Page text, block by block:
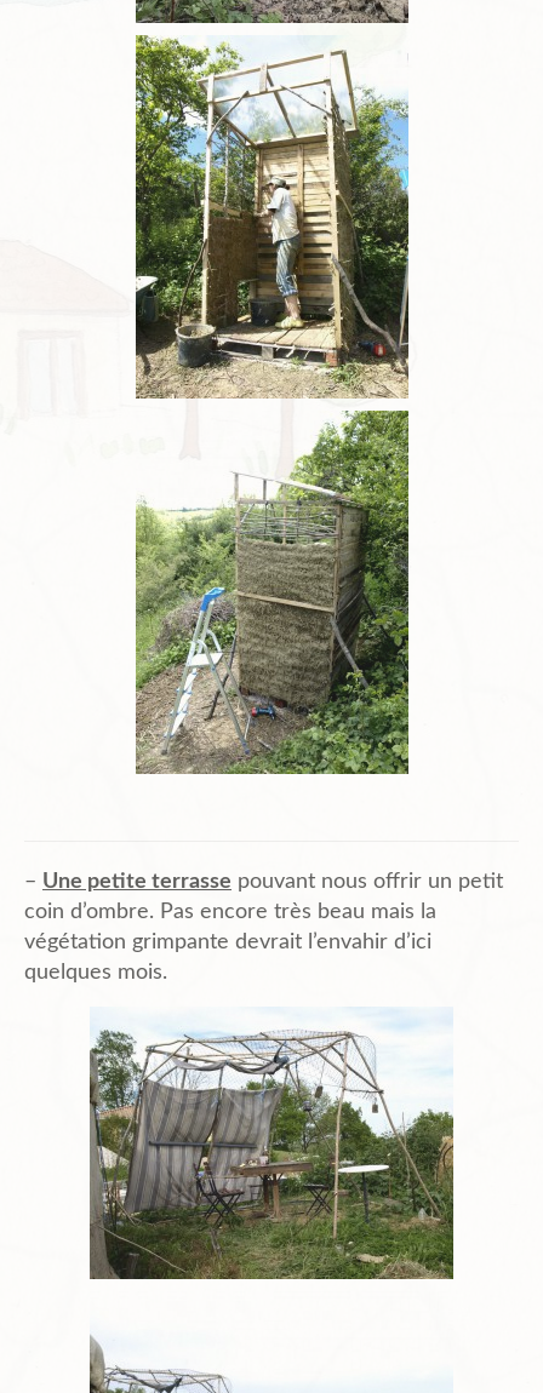
– Une petite terrasse pouvant nous offrir un petit
coin d’ombre. Pas encore très beau mais la
végétation grimpante devrait l’envahir d’ici
quelques mois.